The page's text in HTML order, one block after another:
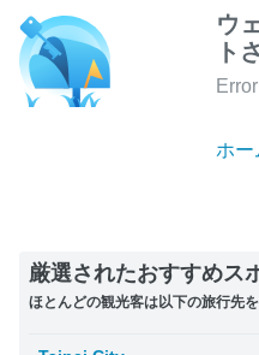
ウ
ト
ホー
厳選されたおすすめス
ほとんどの観光客は以下の旅行先